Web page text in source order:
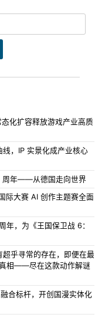
化扩容释放游戏产业高质
，IP 实景化成产业核心
周年——从德国走向世界
际大赛 AI 创作主题赛全面
年，为《王国保卫战 6：
乎寻常的存在，即便在最
相——尽在这款动作解谜
合标杆，开创国漫实体化